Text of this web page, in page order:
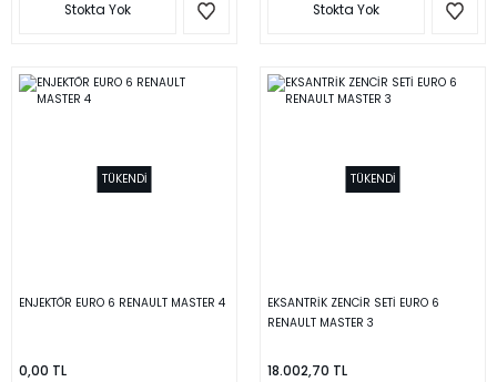
Stokta Yok Stokta Yok
TÜKENDİ
ENJEKTÖR EURO 6 RENAULT MASTER 4
0,00 TL
TÜKENDİ
EKSANTRİK ZENCİR SETİ EURO 6
RENAULT MASTER 3
18.002,70 TL